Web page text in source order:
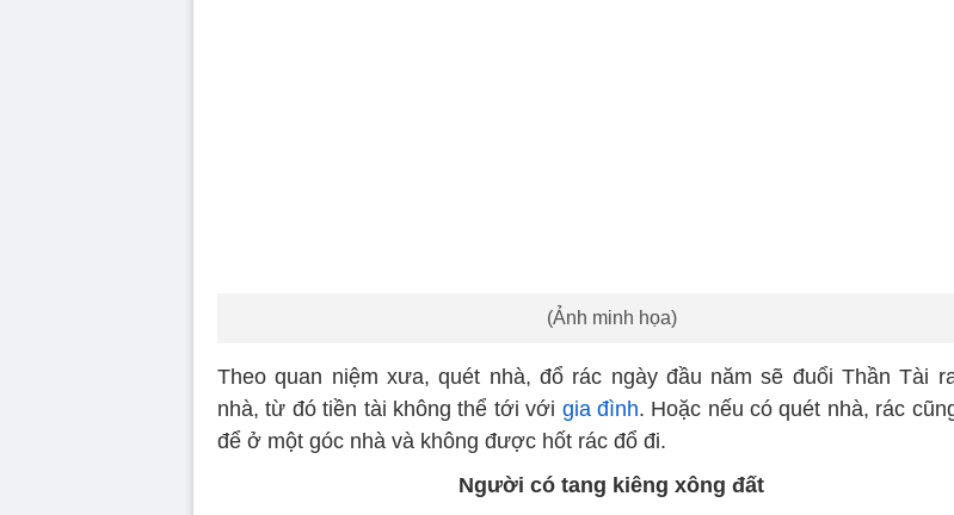
(Ảnh minh họa)
Theo quan niệm xưa, quét nhà, đổ rác ngày đầu năm sẽ đuổi Thần Tài
nhà, từ đó tiền tài không thể tới với gia đình. Hoặc nếu có quét nhà, rác
để ở một góc nhà và không được hốt rác đổ đi.
Người có tang kiêng xông đất